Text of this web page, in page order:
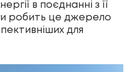
в поєднанні з її
робить це джерело
для